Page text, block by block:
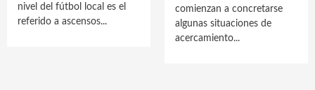
nivel del fútbol local es el
referido a ascensos...
comienzan a concretarse
algunas situaciones de
acercamiento...